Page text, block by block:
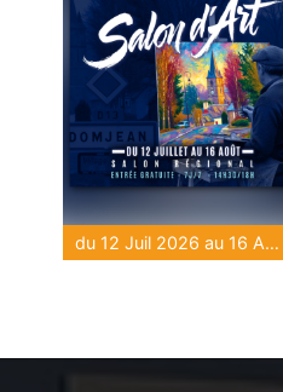
du 12 Juil 2026 au 16 Août 2026